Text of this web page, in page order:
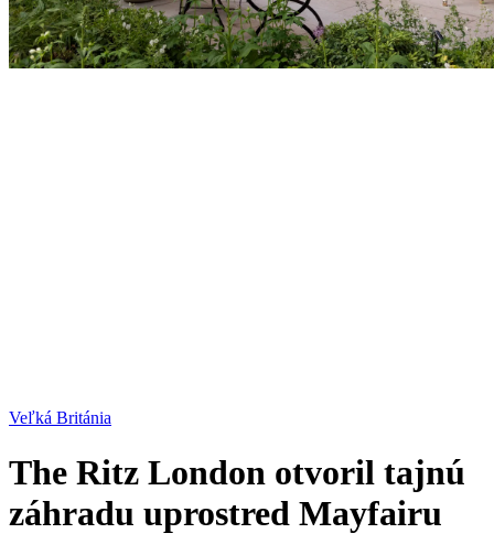
Veľká Británia
The Ritz London otvoril tajnú
záhradu uprostred Mayfairu